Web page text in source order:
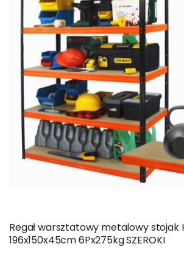
Regał warsztatowy metalowy stojak
196x150x45cm 6Px275kg SZEROKI